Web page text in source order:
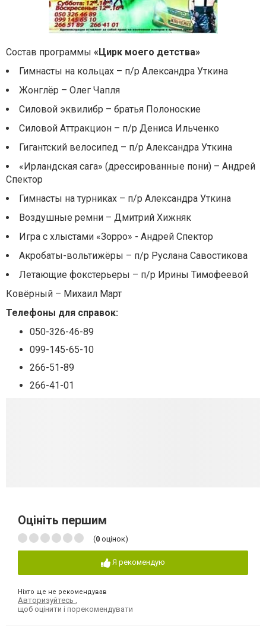
Состав программы «Цирк моего детства»
Гимнасты на кольцах – п/р Александра Уткина
Жонглёр – Олег Чапля
Силовой эквилибр – братья Полоноские
Силовой Аттракцион – п/р Дениса Ильченко
Гигантский велосипед – п/р Александра Уткина
«Ирландская сага» (дрессированные пони) – Андрей
Спектор
Гимнасты на турниках – п/р Александра Уткина
Воздушные ремни – Дмитрий Хижняк
Игра с хлыстами «Зорро» - Андрей Спектор
Акробаты-вольтижёры – п/р Руслана Савостикова
Летающие фокстерьеры – п/р Ирины Тимофеевой
Ковёрный – Михаил Март
Телефоны для справок:
050-326-46-89
099-145-65-10
266-51-89
266-41-01
Оцініть першим
(0 оцінок)
Я рекомендую
Ніхто ще не рекомендував
Авторизуйтесь
щоб оцінити і порекомендувати